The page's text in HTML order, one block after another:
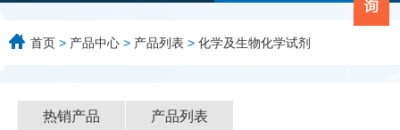
首页 > 产品中心 > 产品列表 > 化学及生物化学试剂
热销产品 产品列表